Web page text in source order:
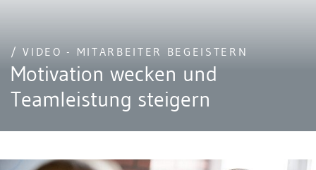
/ VIDEO - MITARBEITER BEGEISTERN
Motivation wecken und
Teamleistung steigern